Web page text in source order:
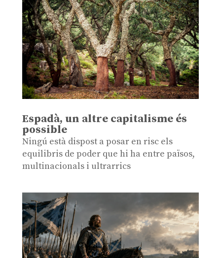
Espadà, un altre capitalisme és
possible
Ningú està dispost a posar en risc els
equilibris de poder que hi ha entre països,
multinacionals i ultrarrics